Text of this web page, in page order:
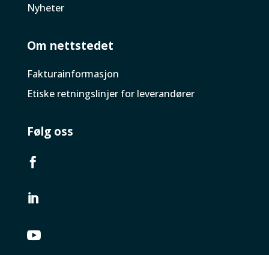
Nyheter
Om nettstedet
Faktura­informasjon
Etiske retningslinjer for leverandører
Følg oss


